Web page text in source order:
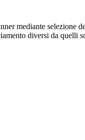
mediante
diversi da quelli